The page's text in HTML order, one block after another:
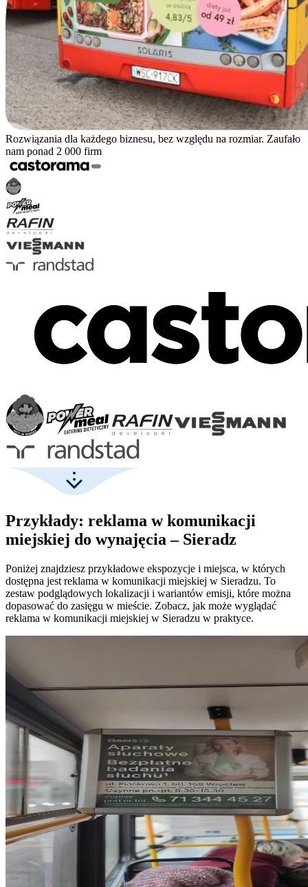
Rozwiązania dla każdego biznesu, bez względu na rozmiar. Zaufało
nam ponad 2 000 firm
Przykłady: reklama w komunikacji
miejskiej do wynajęcia – Sieradz
Poniżej znajdziesz przykładowe ekspozycje i miejsca, w których
dostępna jest reklama w komunikacji miejskiej w Sieradzu. To
zestaw podglądowych lokalizacji i wariantów emisji, które można
dopasować do zasięgu w mieście. Zobacz, jak może wyglądać
reklama w komunikacji miejskiej w Sieradzu w praktyce.